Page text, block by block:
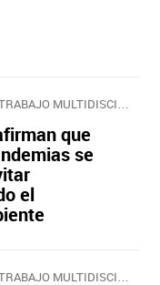
SEGÚN DOS INFORMES DEL GRUPO DE TRABAJO MULTIDISCIPLINAR
que
se
el
SEGÚN DOS INFORMES DEL GRUPO DE TRABAJO MULTIDISCIPLINAR